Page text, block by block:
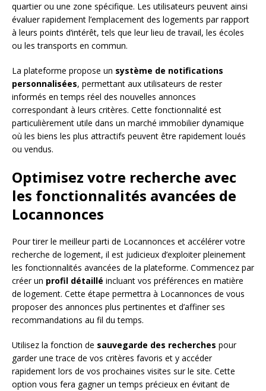
quartier ou une zone spécifique. Les utilisateurs peuvent ainsi
évaluer rapidement l’emplacement des logements par rapport
à leurs points d’intérêt, tels que leur lieu de travail, les écoles
ou les transports en commun.
La plateforme propose un système de notifications
personnalisées, permettant aux utilisateurs de rester
informés en temps réel des nouvelles annonces
correspondant à leurs critères. Cette fonctionnalité est
particulièrement utile dans un marché immobilier dynamique
où les biens les plus attractifs peuvent être rapidement loués
ou vendus.
Optimisez votre recherche avec
les fonctionnalités avancées de
Locannonces
Pour tirer le meilleur parti de Locannonces et accélérer votre
recherche de logement, il est judicieux d’exploiter pleinement
les fonctionnalités avancées de la plateforme. Commencez par
créer un profil détaillé incluant vos préférences en matière
de logement. Cette étape permettra à Locannonces de vous
proposer des annonces plus pertinentes et d’affiner ses
recommandations au fil du temps.
Utilisez la fonction de sauvegarde des recherches pour
garder une trace de vos critères favoris et y accéder
rapidement lors de vos prochaines visites sur le site. Cette
option vous fera gagner un temps précieux en évitant de